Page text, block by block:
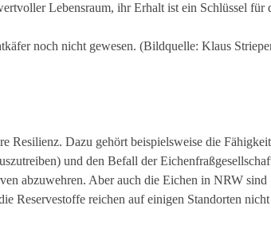
Lebensraum, ihr Erhalt ist ein Schlüssel für
noch nicht gewesen. (Bildquelle: Klaus
Resilienz. Dazu gehört beispielsweise die
und den Befall der
abzuwehren. Aber auch die Eichen in NRW sind
Reservestoffe reichen auf einigen Standorten